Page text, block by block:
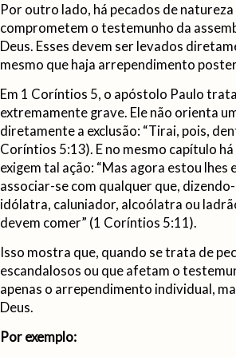
Por outro lado, há pecados de
comprometem o testemunho da
Deus. Esses devem ser levados
mesmo que haja arrependimento
Em 1 Coríntios 5, o apóstolo Paulo
extremamente grave. Ele não orienta
diretamente a exclusão: “Tirai, pois,
Coríntios 5:13). E no mesmo capítulo
exigem tal ação: “Mas agora estou
associar-se com qualquer que,
idólatra, caluniador, alcoólatra ou
devem comer” (1 Coríntios 5:11).
Isso mostra que, quando se trata de
escandalosos ou que afetam o
apenas o arrependimento individual,
Deus.
Por exemplo: